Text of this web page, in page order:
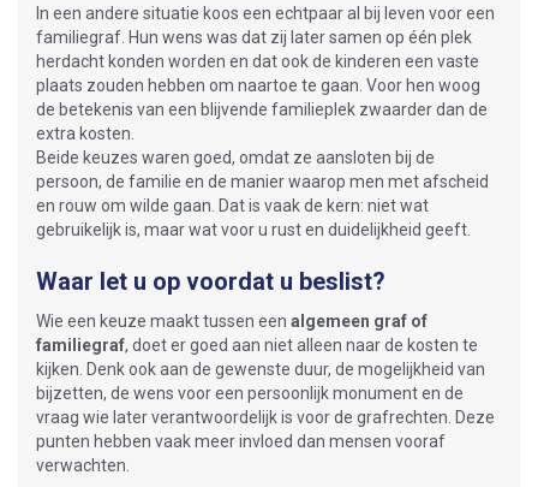
In een andere situatie koos een echtpaar al bij leven voor een
familiegraf. Hun wens was dat zij later samen op één plek
herdacht konden worden en dat ook de kinderen een vaste
plaats zouden hebben om naartoe te gaan. Voor hen woog
de betekenis van een blijvende familieplek zwaarder dan de
extra kosten.
Beide keuzes waren goed, omdat ze aansloten bij de
persoon, de familie en de manier waarop men met afscheid
en rouw om wilde gaan. Dat is vaak de kern: niet wat
gebruikelijk is, maar wat voor u rust en duidelijkheid geeft.
Waar let u op voordat u beslist?
Wie een keuze maakt tussen een algemeen graf of
familiegraf, doet er goed aan niet alleen naar de kosten te
kijken. Denk ook aan de gewenste duur, de mogelijkheid van
bijzetten, de wens voor een persoonlijk monument en de
vraag wie later verantwoordelijk is voor de grafrechten. Deze
punten hebben vaak meer invloed dan mensen vooraf
verwachten.